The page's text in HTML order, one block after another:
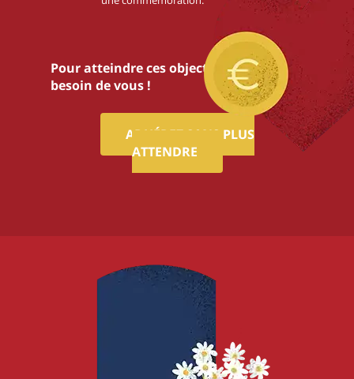
Pour atteindre ces objectifs,nous avons
besoin de vous !
ADHÉREZ SANS PLUS
ATTENDRE